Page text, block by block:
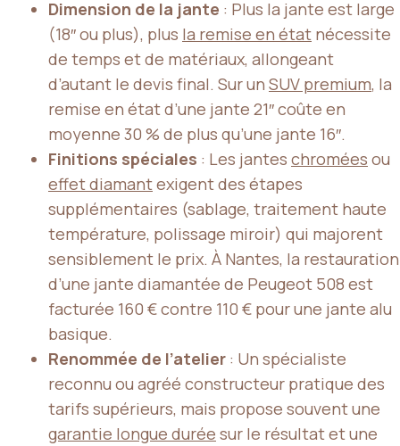
Dimension de la jante : Plus la jante est large
(18″ ou plus), plus la remise en état nécessite
de temps et de matériaux, allongeant
d’autant le devis final. Sur un SUV premium, la
remise en état d’une jante 21″ coûte en
moyenne 30 % de plus qu’une jante 16″.
Finitions spéciales : Les jantes chromées ou
effet diamantexigent des étapes
supplémentaires (sablage, traitement haute
température, polissage miroir) qui majorent
sensiblement le prix. À Nantes, la restauration
d’une jante diamantée de Peugeot 508 est
facturée 160 € contre 110 € pour une jante alu
basique.
Renommée de l’atelier : Un spécialiste
reconnu ou agréé constructeur pratique des
tarifs supérieurs, mais propose souvent une
garantie longue durée sur le résultat et une